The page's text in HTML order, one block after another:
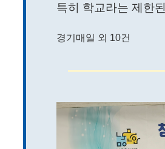
특히 학교라는 제한
경기매일 외 10건